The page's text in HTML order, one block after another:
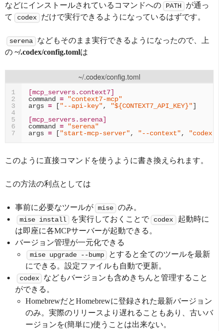
などにインストールされているコマンドへの PATH
が通っ
て
codex だけで実行できるようになっているはずです。
serena
などもそのまま実行できるようになったので、上
の ~/.codex/config.tomlは
~/.codex/config.toml
1
2
3
4
5
6
7
[mcp_servers.context7]
command
=
"context7-mcp"
args = ["--api-key", "${CONTEXT7_API_KEY}"]
[mcp_servers.serena]
command
=
"serena"
args = ["start-mcp-server", "--context", "codex"
このように直接コマンドを使うように書き換えられます。
この方法の利点としては
事前に必要なツールが mise のみ。
mise install を実行しておくことで codex
起動時に
は即座に各MCPサーバーが起動できる。
バージョン管理が一元化できる
mise upgrade --bump
とすると全てのツールを最新
にできる。設定ファイルも自動で更新。
codex
などもバージョンも含めきちんと管理すること
ができる。
HomebrewだとHomebrewに登録された最新バージョン
のみ。実際のリリースより遅れることもあり、古いバ
ージョンを(簡単に)使うことは出来ない。